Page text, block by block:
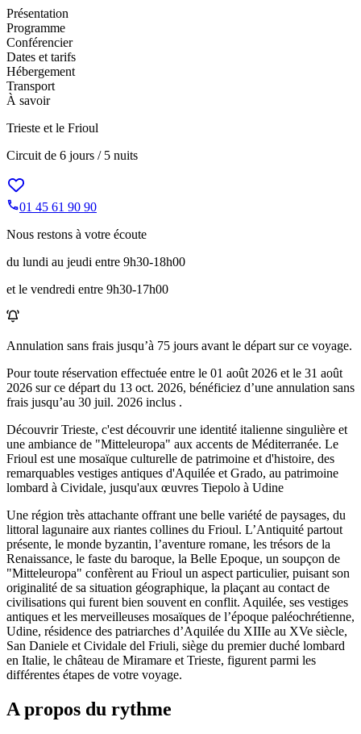
Présentation
Programme
Conférencier
Dates et tarifs
Hébergement
Transport
À savoir
Trieste et le Frioul
Circuit de 6 jours / 5 nuits
01 45 61 90 90
Nous restons à votre écoute
du lundi au jeudi entre 9h30-18h00
et le vendredi entre 9h30-17h00
Annulation sans frais jusqu’à 75 jours avant le départ sur ce voyage.
Pour toute réservation effectuée entre le 01 août 2026 et le 31 août
2026 sur ce départ du 13 oct. 2026, bénéficiez d’une annulation sans
frais jusqu’au 30 juil. 2026 inclus .
Découvrir Trieste, c'est découvrir une identité italienne singulière et
une ambiance de "Mitteleuropa" aux accents de Méditerranée. Le
Frioul est une mosaïque culturelle de patrimoine et d'histoire, des
remarquables vestiges antiques d'Aquilée et Grado, au patrimoine
lombard à Cividale, jusqu'aux œuvres Tiepolo à Udine
Une région très attachante offrant une belle variété de paysages, du
littoral lagunaire aux riantes collines du Frioul. L’Antiquité partout
présente, le monde byzantin, l’aventure romane, les trésors de la
Renaissance, le faste du baroque, la Belle Epoque, un soupçon de
"Mitteleuropa" confèrent au Frioul un aspect particulier, puisant son
originalité de sa situation géographique, la plaçant au contact de
civilisations qui furent bien souvent en conflit. Aquilée, ses vestiges
antiques et les merveilleuses mosaïques de l’époque paléochrétienne,
Udine, résidence des patriarches d’Aquilée du XIIIe au XVe siècle,
San Daniele et Cividale del Friuli, siège du premier duché lombard
en Italie, le château de Miramare et Trieste, figurent parmi les
différentes étapes de votre voyage.
A propos du rythme